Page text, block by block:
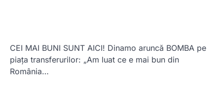
CEI MAI BUNI SUNT AICI! Dinamo aruncă BOMBA pe
piața transferurilor: „Am luat ce e mai bun din
România…